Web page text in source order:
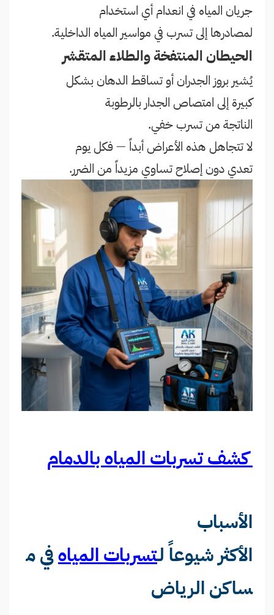
جريان المياه في انعدام أي استخدام
لمصادرها إلى تسرب في مواسير المياه الداخلية.
الحيطان المنتفخة والطلاء المتقشر
يُشير بروز الجدران أو تساقط الدهان بشكل
كبيرة إلى امتصاص الجدار بالرطوبة
الناتجة من تسرب خفي.
لا تتجاهل هذه الأعراض أبداً — فكل يوم
تعدي دون إصلاح تساوي مزيداً من الضرر.
كشف تسربات المياه بالدمام
الأسباب
الأكثر شيوعاً لـتسربات المياهفي م
ساكن الرياض